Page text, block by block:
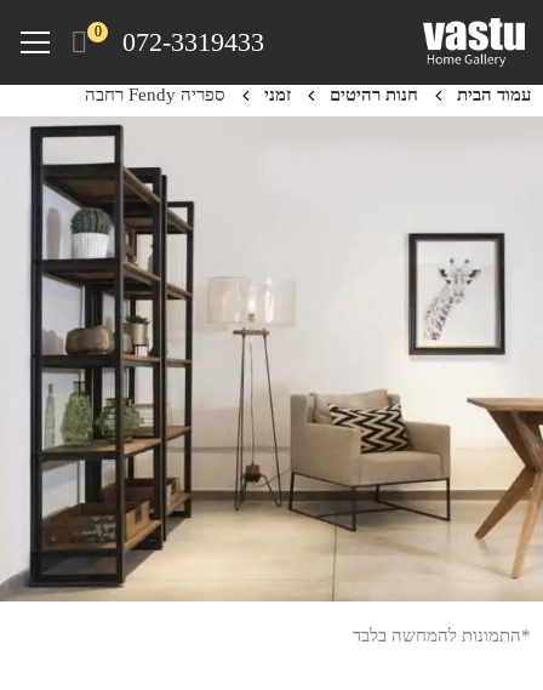
content
072-3319433
0
Menu
עמוד הבית חנות רהיטים זמני ספריה Fendy רחבה
*התמונות להמחשה בלבד